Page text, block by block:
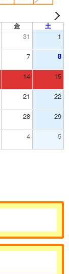
金 土
31 1
7 8
14 15
21 22
28 29
4 5